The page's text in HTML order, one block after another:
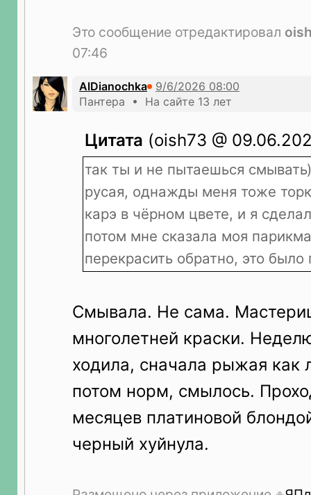
Это сообщение отредактировал
07:46
AlDianochka
Пантера • На сайте 13 лет
Цитата (oish73 @
так ты и не пытаешься
русая, однажды меня тоже
карэ в чёрном цвете, и я
потом мне сказала моя
перекрасить обратно, это было
Смывала. Не сама.
многолетней краски.
ходила, сначала рыжая как
потом норм, смылось.
месяцев платиновой
черный хуйнула.